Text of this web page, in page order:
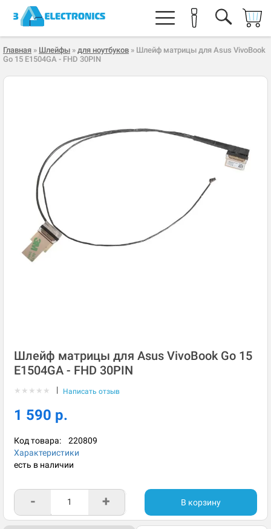
Главная » Шлейфы » для ноутбуков » Шлейф матрицы для Asus VivoBook
Go 15 E1504GA - FHD 30PIN
Шлейф матрицы для Asus VivoBook Go 15
E1504GA - FHD 30PIN
★ ★ ★ ★ ★ | Написать отзыв
1 590 р.
Код товара: 220809
Характеристики
есть в наличии
- + В корзину